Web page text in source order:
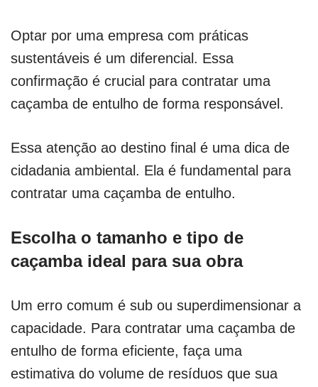
Optar por uma empresa com práticas
sustentáveis é um diferencial. Essa
confirmação é crucial para contratar uma
caçamba de entulho de forma responsável.
Essa atenção ao destino final é uma dica de
cidadania ambiental. Ela é fundamental para
contratar uma caçamba de entulho.
Escolha o tamanho e tipo de
caçamba ideal para sua obra
Um erro comum é sub ou superdimensionar a
capacidade. Para contratar uma caçamba de
entulho de forma eficiente, faça uma
estimativa do volume de resíduos que sua